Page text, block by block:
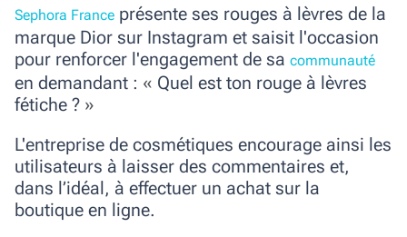
Sephora France présente ses rouges à lèvres de la
marque Dior sur Instagram et saisit l'occasion
pour renforcer l'engagement de sa communauté
en demandant : « Quel est ton rouge à lèvres
fétiche ? »
L'entreprise de cosmétiques encourage ainsi les
utilisateurs à laisser des commentaires et,
dans l’idéal, à effectuer un achat sur la
boutique en ligne.